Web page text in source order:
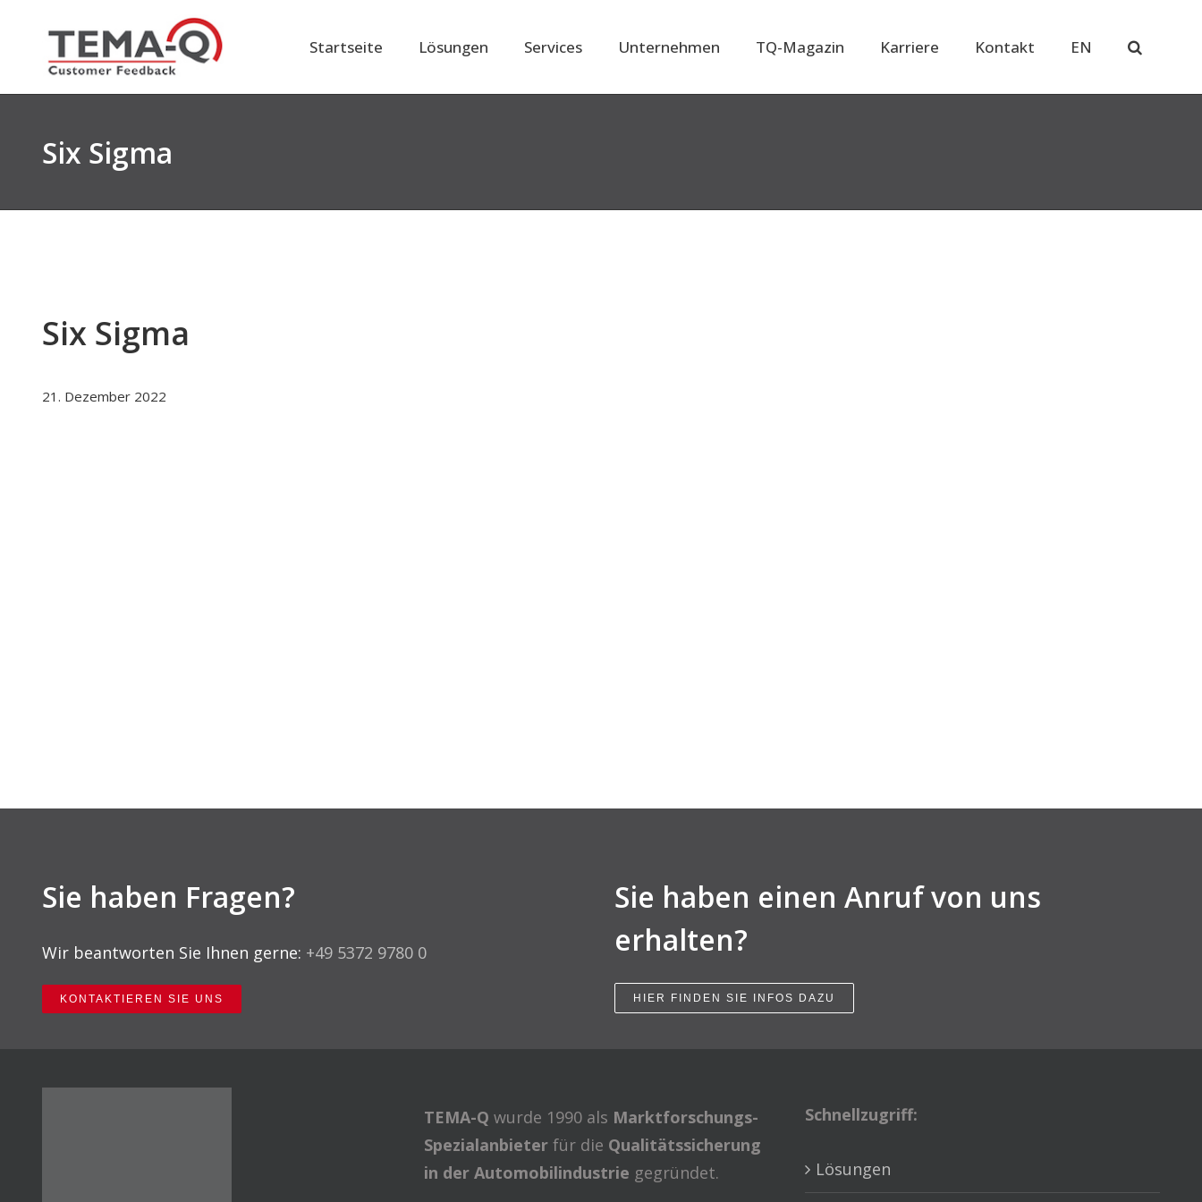
springen
Startseite Lösungen Services Unternehmen TQ-Magazin Karriere Kontakt EN
Six Sigma
Six Sigma
21. Dezember 2022
Sie haben Fragen?
Wir beantworten Sie Ihnen gerne: +49 5372 9780 0
KONTAKTIEREN SIE UNS
Sie haben einen Anruf von uns
erhalten?
HIER FINDEN SIE INFOS DAZU
TEMA-Q wurde 1990 als Marktforschungs-
Spezialanbieterfür die Qualitätssicherung
in der Automobilindustrie gegründet.
Schnellzugriff:
Lösungen